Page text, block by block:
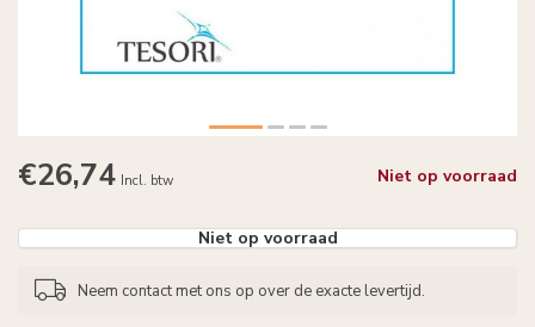
€26,74 Incl. btw Niet op voorraad
Niet op voorraad
Neem contact met ons op over de exacte levertijd.